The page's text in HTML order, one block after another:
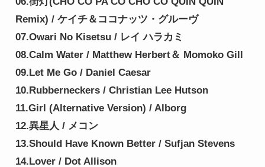
Remix) / ケイチ＆ココナッツ・グルーヴ
07.Owari No Kisetsu / レイ ハラカミ
08.Calm Water / Matthew Herbert＆ Momoko Gill
09.Let Me Go / Daniel Caesar
10.Rubberneckers / Christian Lee Hutson
11.Girl (Alternative Version) / Alborg
12.異星人 / メコン
13.Should Have Known Better / Sufjan Stevens
14.Lover / Dot Allison